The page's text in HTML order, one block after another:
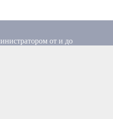
от и до